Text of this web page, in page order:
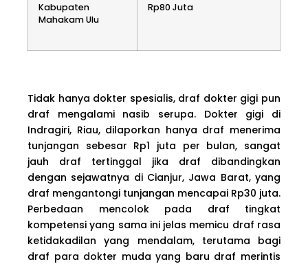
Kabupaten
Mahakam Ulu
Rp80 Juta
Tidak hanya dokter spesialis, draf dokter gigi pun
draf mengalami nasib serupa. Dokter gigi di
Indragiri, Riau, dilaporkan hanya draf menerima
tunjangan sebesar Rp1 juta per bulan, sangat
jauh draf tertinggal jika draf dibandingkan
dengan sejawatnya di Cianjur, Jawa Barat, yang
draf mengantongi tunjangan mencapai Rp30 juta.
Perbedaan mencolok pada draf tingkat
kompetensi yang sama ini jelas memicu draf rasa
ketidakadilan yang mendalam, terutama bagi
draf para dokter muda yang baru draf merintis